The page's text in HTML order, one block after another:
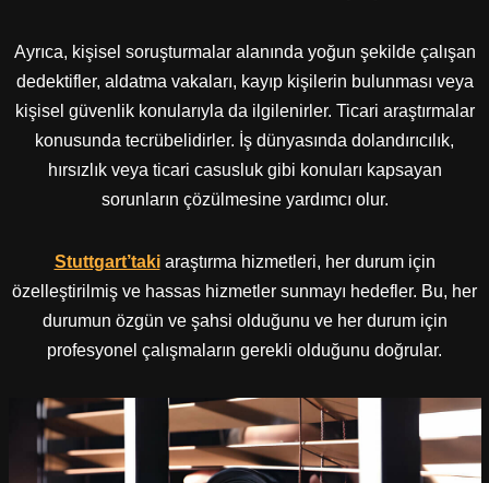
Ayrıca, kişisel soruşturmalar alanında yoğun şekilde çalışan
dedektifler, aldatma vakaları, kayıp kişilerin bulunması veya
kişisel güvenlik konularıyla da ilgilenirler. Ticari araştırmalar
konusunda tecrübelidirler. İş dünyasında dolandırıcılık,
hırsızlık veya ticari casusluk gibi konuları kapsayan
sorunların çözülmesine yardımcı olur.
Stuttgart’takiaraştırma hizmetleri, her durum için
özelleştirilmiş ve hassas hizmetler sunmayı hedefler. Bu, her
durumun özgün ve şahsi olduğunu ve her durum için
profesyonel çalışmaların gerekli olduğunu doğrular.